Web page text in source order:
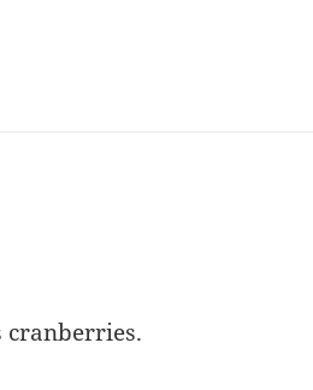
cranberries.